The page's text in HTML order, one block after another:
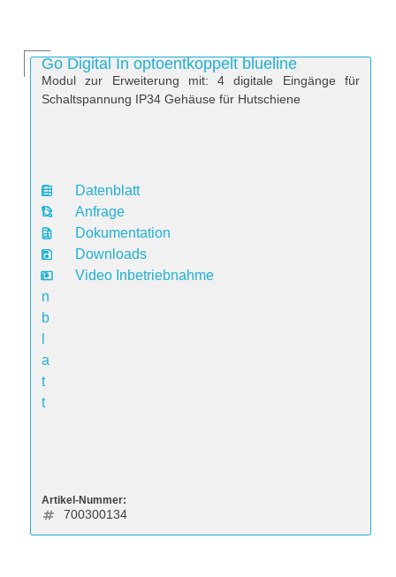
Go Digital In optoentkoppelt blueline
Modul zur Erweiterung mit: 4 digitale Eingänge für
Schaltspannung IP34 Gehäuse für Hutschiene
D
a
t
e
n
b
a
t
t
Datenblatt
Anfrage
Dokumentation
Downloads
Video Inbetriebnahme
Artikel-Nummer:
700300134